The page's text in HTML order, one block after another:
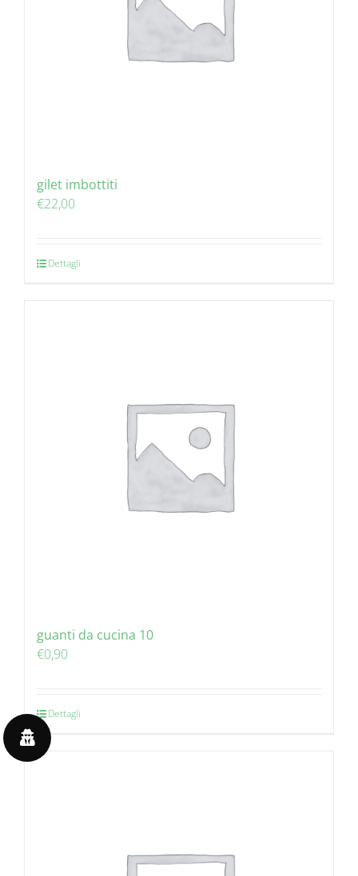
gilet imbottiti
€22,00
Dettagli
guanti da cucina 10
€0,90
Dettagli